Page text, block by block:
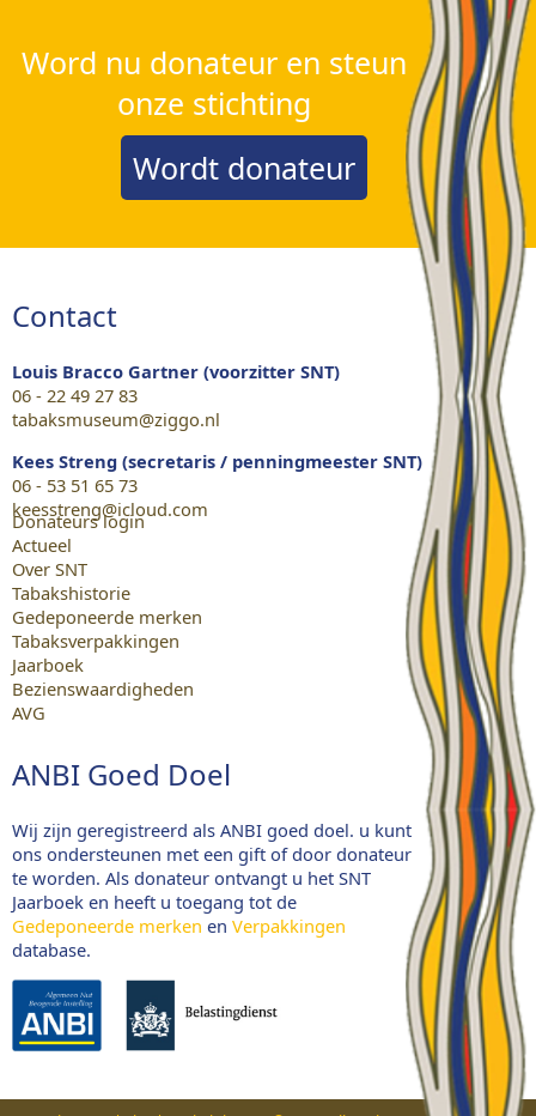
Word nu donateur en steun
onze stichting
Wordt donateur
Contact
Louis Bracco Gartner (voorzitter SNT)
06 - 22 49 27 83
tabaksmuseum@ziggo.nl
Kees Streng (secretaris / penningmeester SNT)
06 - 53 51 65 73
keesstreng@icloud.com
Donateurs login
Actueel
Over SNT
Tabakshistorie
Gedeponeerde merken
Tabaksverpakkingen
Jaarboek
Bezienswaardigheden
AVG
ANBI Goed Doel
Wij zijn geregistreerd als ANBI goed doel. u kunt
ons ondersteunen met een gift of door donateur
te worden. Als donateur ontvangt u het SNT
Jaarboek en heeft u toegang tot de
Gedeponeerde merken en Verpakkingen
database.